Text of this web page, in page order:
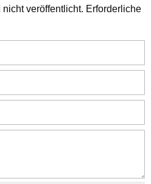
veröffentlicht. Erforderliche